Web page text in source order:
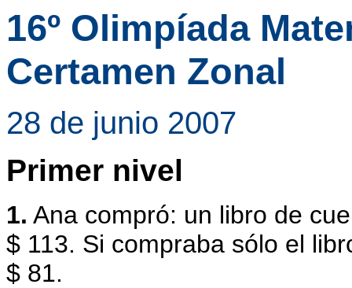
16º Olimpíada
Certamen Zonal
28 de junio 2007
Primer nivel
1. Ana compró: un libro de
$ 113. Si compraba sólo el
$ 81.